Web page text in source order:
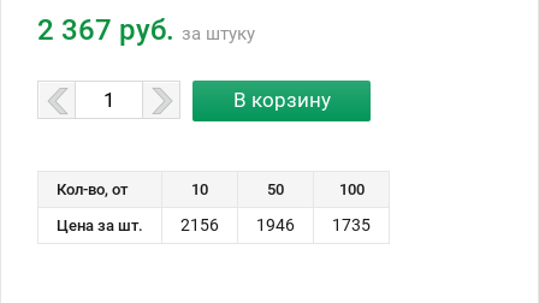
2 367 руб. за штуку
Кол-во, от 10 50
100
Цена за шт.
2156 1946 1735